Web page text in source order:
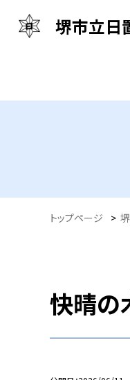
堺市立日
トップページ >
快晴の